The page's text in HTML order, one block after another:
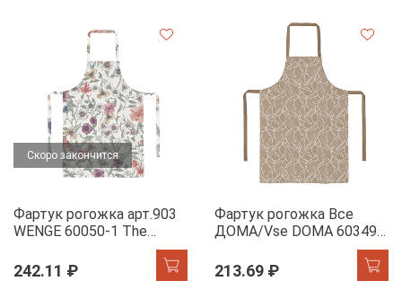
Скоро закончится
Фартук рогожка арт.903
WENGE 60050-1 The
242.11 ₽
Фартук рогожка Все
ДОМА/Vse DOMA 60349-
213.69 ₽